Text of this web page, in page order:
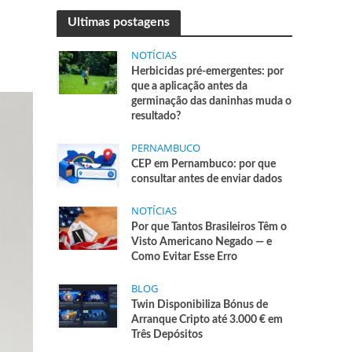
Ultimas postagens
NOTÍCIAS
Herbicidas pré-emergentes: por
que a aplicação antes da
germinação das daninhas muda o
resultado?
PERNAMBUCO
CEP em Pernambuco: por que
consultar antes de enviar dados
NOTÍCIAS
Por que Tantos Brasileiros Têm o
Visto Americano Negado — e
Como Evitar Esse Erro
BLOG
Twin Disponibiliza Bónus de
Arranque Cripto até 3.000 € em
Três Depósitos